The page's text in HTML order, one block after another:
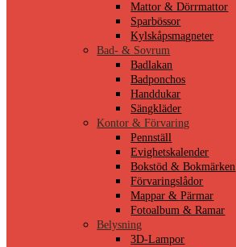
Mattor & Dörrmattor
Sparbössor
Kylskåpsmagneter
Bad- & Sovrum
Badlakan
Badponchos
Handdukar
Sängkläder
Kontor & Förvaring
Pennställ
Evighetskalender
Bokstöd & Bokmärken
Förvaringslådor
Mappar & Pärmar
Fotoalbum & Ramar
Belysning
3D-Lampor